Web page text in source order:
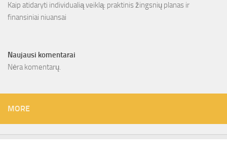
Kaip atidaryti individualią veiklą: praktinis žingsnių planas ir
finansiniai niuansai
Naujausi komentarai
Nėra komentarų.
MORE